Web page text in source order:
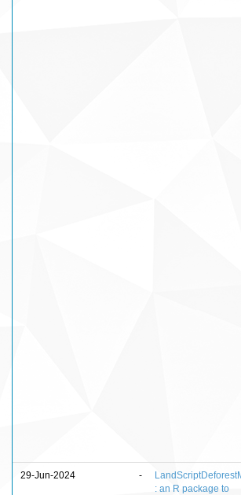
29-Jun-2024 -
: an R package to